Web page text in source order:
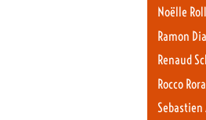
Noëlle
Ramon
Renaud
Rocco